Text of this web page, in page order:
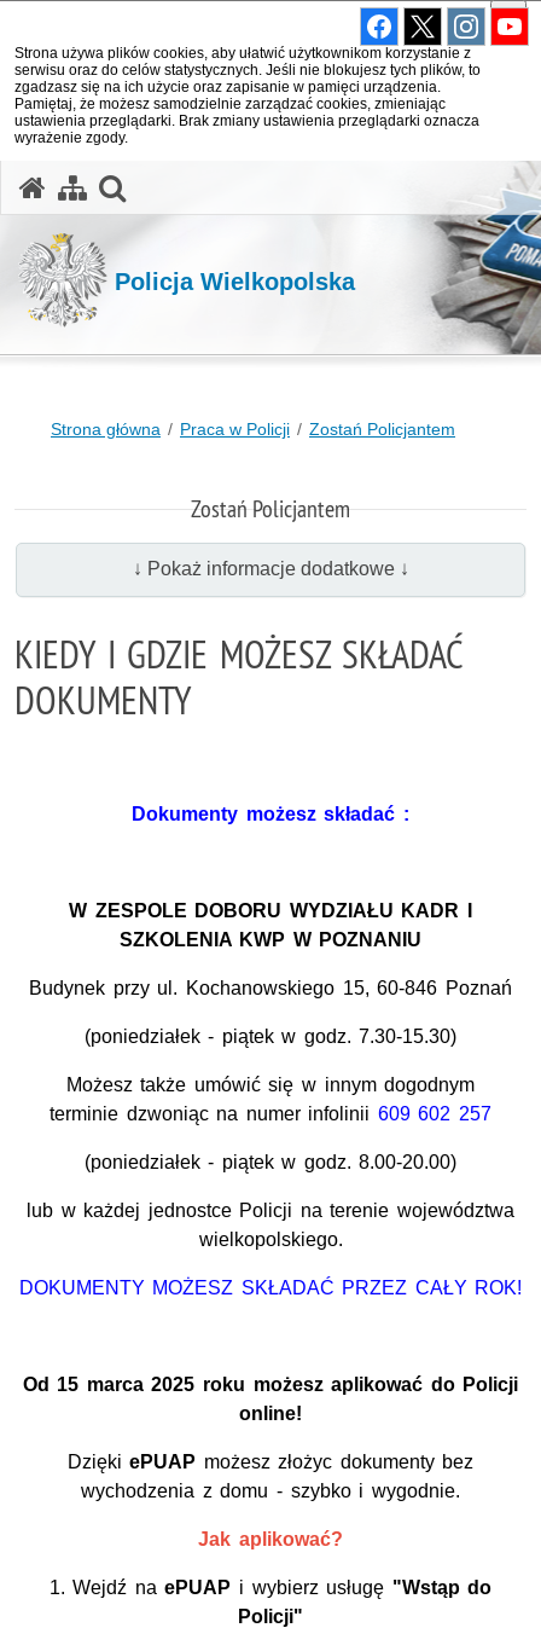
Strona używa plików cookies, aby ułatwić użytkownikom korzystanie z
serwisu oraz do celów statystycznych. Jeśli nie blokujesz tych plików, to
zgadzasz się na ich użycie oraz zapisanie w pamięci urządzenia.
Pamiętaj, że możesz samodzielnie zarządzać cookies, zmieniając
ustawienia przeglądarki. Brak zmiany ustawienia przeglądarki oznacza
wyrażenie zgody.
Policja Wielkopolska
Strona główna Praca w Policji Zostań Policjantem
Zostań Policjantem
↓ Pokaż informacje dodatkowe ↓
KIEDY I GDZIE MOŻESZ SKŁADAĆ
DOKUMENTY
Dokumenty możesz składać :
W ZESPOLE DOBORU WYDZIAŁU KADR I
SZKOLENIA KWP W POZNANIU
Budynek przy ul. Kochanowskiego 15, 60-846 Poznań
(poniedziałek - piątek w godz. 7.30-15.30)
Możesz także umówić się w innym dogodnym
terminie dzwoniąc na numer infolinii 609 602 257
(poniedziałek - piątek w godz. 8.00-20.00)
lub w każdej jednostce Policji na terenie województwa
wielkopolskiego.
DOKUMENTY MOŻESZ SKŁADAĆ PRZEZ CAŁY ROK!
Od 15 marca 2025 roku możesz aplikować do Policji
online!
DziękiePUAP możesz złożyc dokumenty bez
wychodzenia z domu - szybko i wygodnie.
Jak aplikować?
1. Wejdź naePUAP i wybierz usługę "Wstąp do
Policji"